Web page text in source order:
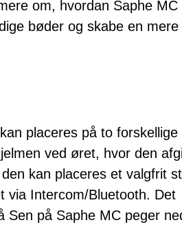
om, hvordan Saphe MC
bøder og skabe en mere
placeres på to forskellige
ved øret, hvor den
kan placeres et valgfrit
via Intercom/Bluetooth. Det
Sen på Saphe MC peger